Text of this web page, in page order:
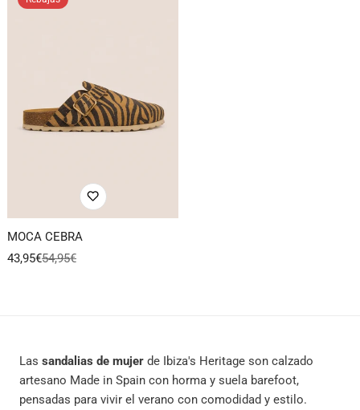
MOCA CEBRA
Precio
43,95€
Precio54,95€
Las sandalias de mujer de Ibiza's Heritage son calzado
artesano Made in Spain con horma y suela barefoot,
pensadas para vivir el verano con comodidad y estilo.